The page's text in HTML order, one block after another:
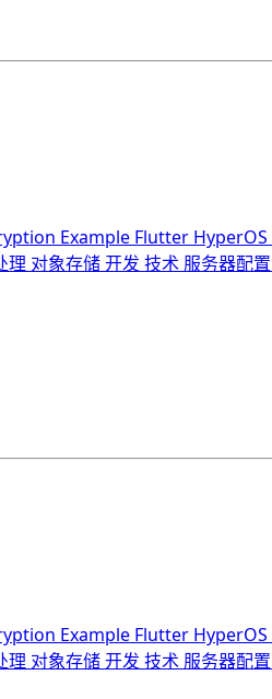
Example Flutter HyperOS
理 对象存储开发技术服务器配置
Example Flutter HyperOS
理 对象存储开发技术服务器配置